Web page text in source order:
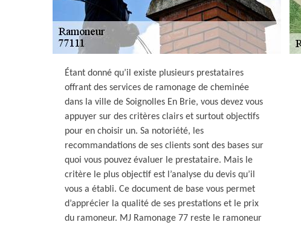
Étant donné qu’il existe plusieurs prestataires
offrant des services de ramonage de cheminée
dans la ville de Soignolles En Brie, vous devez vous
appuyer sur des critères clairs et surtout objectifs
pour en choisir un. Sa notoriété, les
recommandations de ses clients sont des bases sur
quoi vous pouvez évaluer le prestataire. Mais le
critère le plus objectif est l’analyse du devis qu’il
vous a établi. Ce document de base vous permet
d’apprécier la qualité de ses prestations et le prix
du ramoneur. MJ Ramonage 77 reste le ramoneur